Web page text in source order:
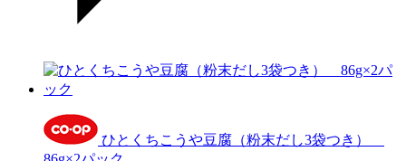
ひとくちこうや豆腐（粉末だし3袋つき）